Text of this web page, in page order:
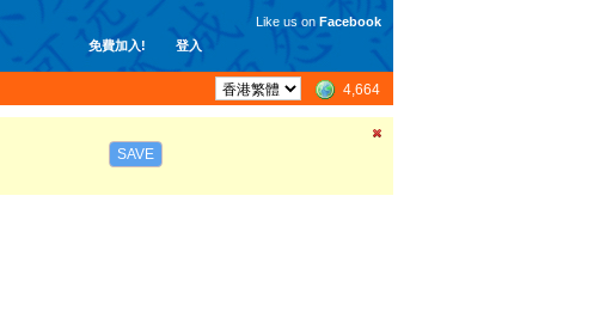
免費加入! 登入
Like us on Facebook
4,664
SAVE